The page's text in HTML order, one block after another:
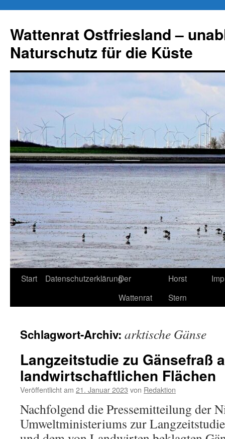
springen
Wattenrat Ostfriesland –
Naturschutz für die Küste
Start DatenschutzerklärungDer
Wattenrat
Horst
Stern
Schlagwort-Archiv: arktische Gänse
Langzeitstudie zu Gänsefraß
landwirtschaftlichen Flächen
Veröffentlicht am 21. Januar 2023 von Redaktion
Nachfolgend die Pressemitteilung der
Umweltministeriums zur